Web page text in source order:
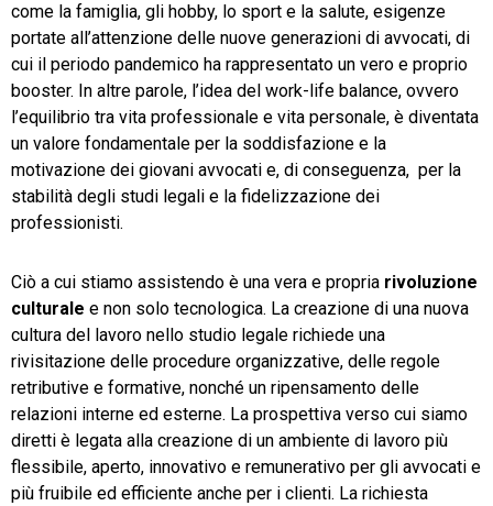
come la famiglia, gli hobby, lo sport e la salute, esigenze
portate all’attenzione delle nuove generazioni di avvocati, di
cui il periodo pandemico ha rappresentato un vero e proprio
booster. In altre parole, l’idea del work-life balance, ovvero
l’equilibrio tra vita professionale e vita personale, è diventata
un valore fondamentale per la soddisfazione e la
motivazione dei giovani avvocati e, di conseguenza, per la
stabilità degli studi legali e la fidelizzazione dei
professionisti.
Ciò a cui stiamo assistendo è una vera e propria rivoluzione
culturale e non solo tecnologica. La creazione di una nuova
cultura del lavoro nello studio legale richiede una
rivisitazione delle procedure organizzative, delle regole
retributive e formative, nonché un ripensamento delle
relazioni interne ed esterne. La prospettiva verso cui siamo
diretti è legata alla creazione di un ambiente di lavoro più
flessibile, aperto, innovativo e remunerativo per gli avvocati e
più fruibile ed efficiente anche per i clienti. La richiesta